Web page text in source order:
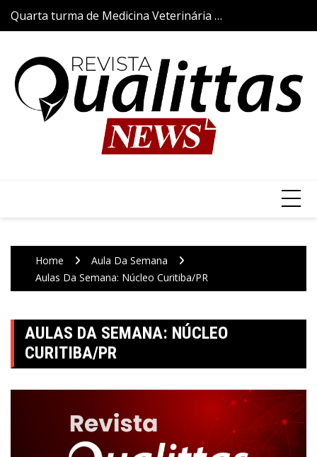
SkipQuarta turma de Medicina Veterinária da
Qualittas inicia trajetória acadêmica com
Home
Aula Da Semana
Aulas Da Semana: Núcleo Curitiba/PR
AULAS DA SEMANA: NÚCLEO
CURITIBA/PR